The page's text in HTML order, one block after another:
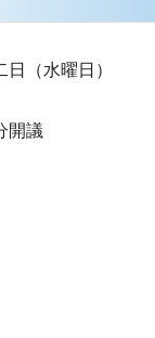
（水曜日）
議